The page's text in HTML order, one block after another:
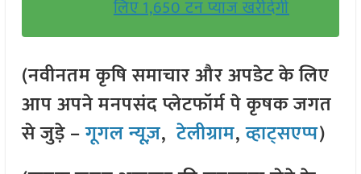
लिए 1,650 टन प्याज खरीदेगी
(नवीनतम कृषि समाचार और अपडेट के लिए
आप अपने मनपसंद प्लेटफॉर्म पे कृषक जगत
से जुड़े –गूगल न्यूज़,टेलीग्राम,व्हाट्सएप्प)